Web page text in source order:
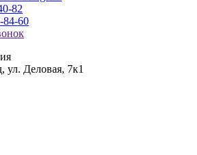
82
84-60
Деловая, 7к1